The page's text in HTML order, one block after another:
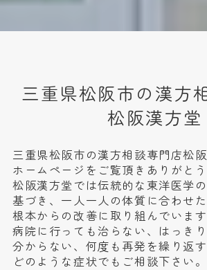
三重県松阪市の漢方
松阪漢方堂
三重県松阪市の漢方相談専門店松
ホームページをご覧頂きありがとう
松阪漢方堂では伝統的な東洋医学
基づき、一人一人の体質に合わせ
根本からの改善に取り組んでいます
病院に行っても治らない、はっき
分からない、何度も再発を繰り返す
どのような症状でもご相談下さい。